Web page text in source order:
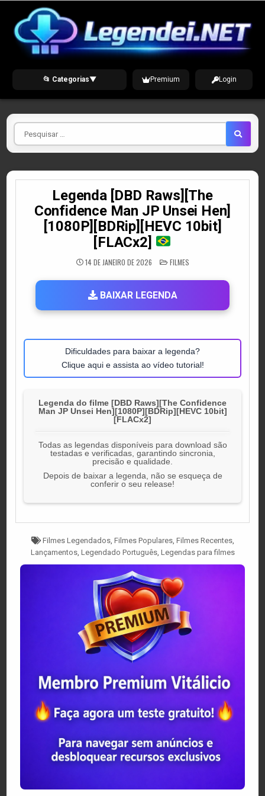
content
📂 Categorias▼ Premium Login
Pesquisar
por
Legenda [DBD Raws][The
Confidence Man JP Unsei Hen]
[1080P][BDRip][HEVC 10bit]
[FLACx2]
14 DE JANEIRO DE 2026 POSTED
IN
FILMES
BAIXAR LEGENDA
Dificuldades para baixar a legenda?
Clique aqui e assista ao vídeo tutorial!
Legenda do filme [DBD Raws][The Confidence
Man JP Unsei Hen][1080P][BDRip][HEVC 10bit]
[FLACx2]
Todas as legendas disponíveis para download são
testadas e verificadas, garantindo sincronia,
precisão e qualidade.
Depois de baixar a legenda, não se esqueça de
conferir o seu release!
Tagged
Filmes Legendados, Filmes Populares, Filmes Recentes,
Lançamentos, Legendado Português, Legendas para filmes